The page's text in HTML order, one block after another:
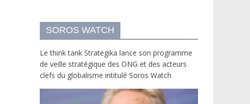
SOROS WATCH
Le think tank Strategika lance son programme
de veille stratégique des ONG et des acteurs
clefs du globalisme intitulé Soros Watch